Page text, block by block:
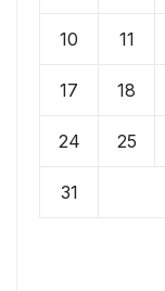
10 11
17 18
24 25
31